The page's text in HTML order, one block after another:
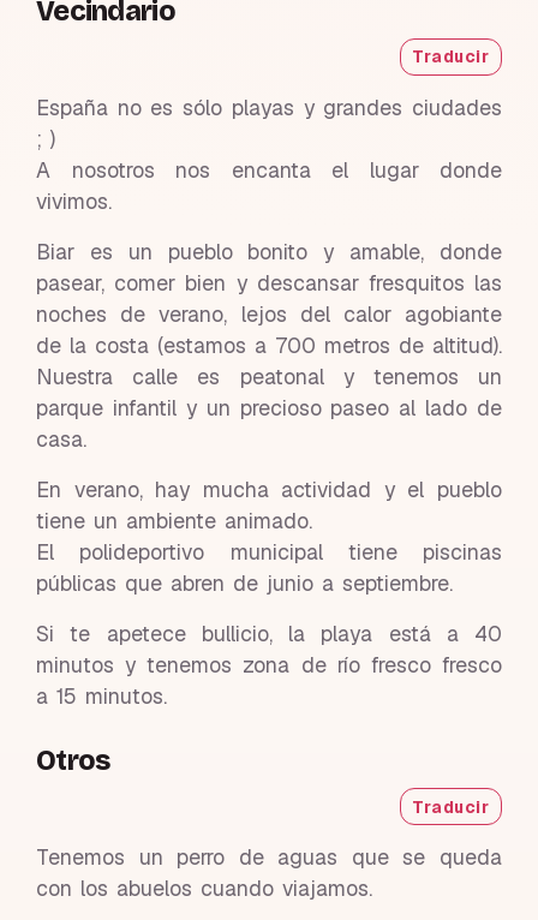
Vecindario
Traducir
España no es sólo playas y grandes ciudades
; )
A nosotros nos encanta el lugar donde
vivimos.
Biar es un pueblo bonito y amable, donde
pasear, comer bien y descansar fresquitos las
noches de verano, lejos del calor agobiante
de la costa (estamos a 700 metros de altitud).
Nuestra calle es peatonal y tenemos un
parque infantil y un precioso paseo al lado de
casa.
En verano, hay mucha actividad y el pueblo
tiene un ambiente animado.
El polideportivo municipal tiene piscinas
públicas que abren de junio a septiembre.
Si te apetece bullicio, la playa está a 40
minutos y tenemos zona de río fresco fresco
a 15 minutos.
Otros
Traducir
Tenemos un perro de aguas que se queda
con los abuelos cuando viajamos.